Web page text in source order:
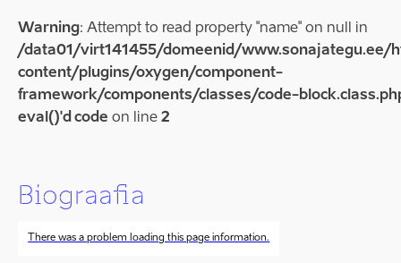
Warning: Attempt to read property "name" on null in
/data01/virt141455/domeenid/www.sonajategu.ee/
content/plugins/oxygen/component-
framework/components/classes/code-
eval()'d code on line 2
Biograafia
There was a problem loading this page information.